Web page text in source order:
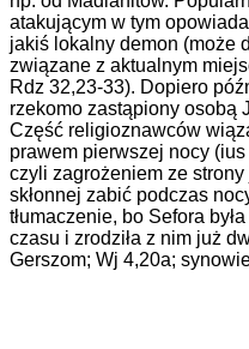
atakującym w tym
jakiś lokalny demon (może
związane z aktualnym
Rdz 32,23-33). Dopiero
rzekomo zastąpiony osobą
Część religioznawców
prawem pierwszej nocy
czyli zagrożeniem ze
skłonnej zabić podczas
tłumaczenie, bo Sefora
czasu i zrodziła z nim już
Gerszom; Wj 4,20a;